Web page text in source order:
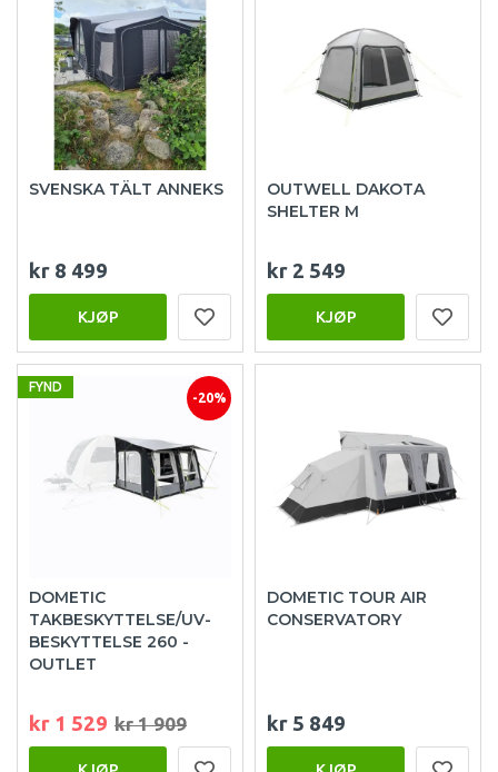
SVENSKA TÄLT ANNEKS
kr 8 499
KJØP
OUTWELL DAKOTA
SHELTER M
kr 2 549
KJØP
FYND
-20%
DOMETIC
TAKBESKYTTELSE/UV-
BESKYTTELSE 260 -
OUTLET
kr 1 529 kr 1 909
DOMETIC TOUR AIR
CONSERVATORY
kr 5 849